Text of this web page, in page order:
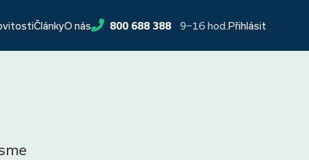
ČlánkyO nás 800 688 388 9−16 hod. Přihlásit